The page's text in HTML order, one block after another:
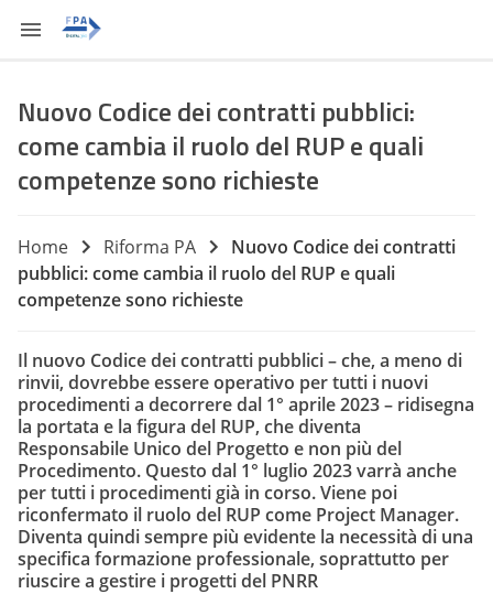
Nuovo Codice dei contratti pubblici:
come cambia il ruolo del RUP e quali
competenze sono richieste
Home Riforma PA
Nuovo Codice dei contratti
pubblici: come cambia il ruolo del RUP e quali
competenze sono richieste
Il nuovo Codice dei contratti pubblici – che, a meno di
rinvii, dovrebbe essere operativo per tutti i nuovi
procedimenti a decorrere dal 1° aprile 2023 – ridisegna
la portata e la figura del RUP, che diventa
Responsabile Unico del Progetto e non più del
Procedimento. Questo dal 1° luglio 2023 varrà anche
per tutti i procedimenti già in corso. Viene poi
riconfermato il ruolo del RUP come Project Manager.
Diventa quindi sempre più evidente la necessità di una
specifica formazione professionale, soprattutto per
riuscire a gestire i progetti del PNRR